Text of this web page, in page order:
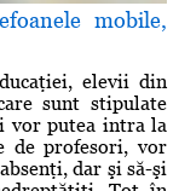
mobile,
elevii din
sunt stipulate
vor putea intra la
de profesori, vor
dar şi să-şi